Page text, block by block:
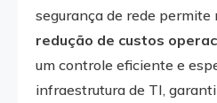
segurança de rede permite
redução de custos
um controle eficiente e
infraestrutura de TI,